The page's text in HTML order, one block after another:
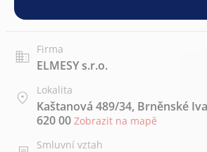
Firma
ELMESY s.r.o.
Lokalita
Kaštanová 489/34, Brněnské
620 00 Zobrazit na mapě
Smluvní vztah